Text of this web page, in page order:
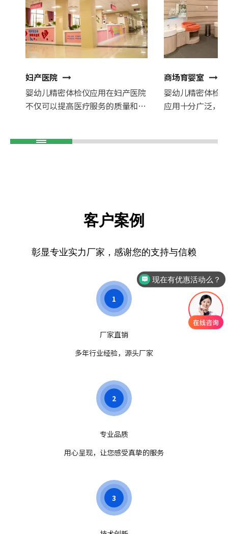
妇产医院
婴幼儿精密体检仪应用在妇产医院
不仅可以提高医疗服务的质量和效
全面检测，医生可以更好地了解新
商场育婴室
婴幼儿精密体检
应用十分广泛，
好的体验感，提
客户案例
彰显专业实力厂家，感谢您的支持与信赖
1
厂家直销
多年行业经验，源头厂家
2
专业品质
用心呈现，让您感受真挚的服务
3
可以介绍下你们的产品么？